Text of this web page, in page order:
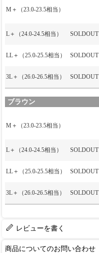
M＋（23.0-23.5相当）
L＋（24.0-24.5相当） SOLDOUT
LL＋（25.0-25.5相当） SOLDOUT
3L＋（26.0-26.5相当） SOLDOUT
ブラウン
M＋（23.0-23.5相当）
L＋（24.0-24.5相当） SOLDOUT
LL＋（25.0-25.5相当） SOLDOUT
3L＋（26.0-26.5相当） SOLDOUT
レビューを書く
商品についてのお問い合わせ